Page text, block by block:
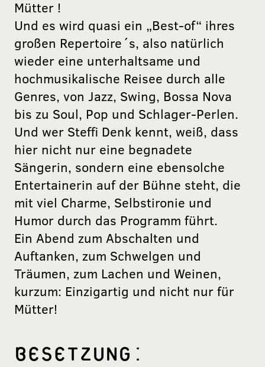
Mütter !
Und es wird quasi ein „Best-of“ ihres
großen Repertoire´s, also natürlich
wieder eine unterhaltsame und
hochmusikalische Reisee durch alle
Genres, von Jazz, Swing, Bossa Nova
bis zu Soul, Pop und Schlager-Perlen.
Und wer Steffi Denk kennt, weiß, dass
hier nicht nur eine begnadete
Sängerin, sondern eine ebensolche
Entertainerin auf der Bühne steht, die
mit viel Charme, Selbstironie und
Humor durch das Programm führt.
Ein Abend zum Abschalten und
Auftanken, zum Schwelgen und
Träumen, zum Lachen und Weinen,
kurzum: Einzigartig und nicht nur für
Mütter!
BESETZUNG: